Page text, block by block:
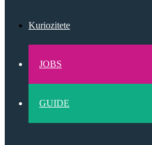
Kuriozitete
JOBS
GUIDE